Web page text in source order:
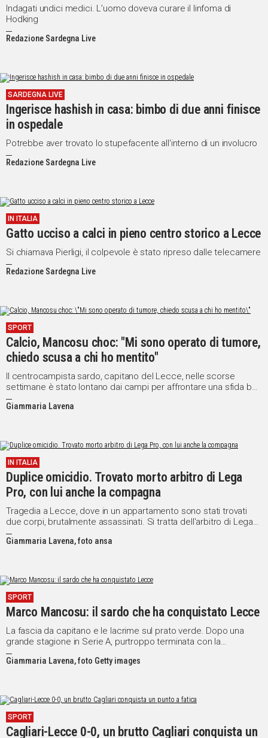
Indagati undici medici. L’uomo doveva curare il linfoma di
Hodking
Redazione Sardegna Live
SARDEGNA LIVE
Ingerisce hashish in casa: bimbo di due anni finisce
in ospedale
Potrebbe aver trovato lo stupefacente all'interno di un involucro
Redazione Sardegna Live
IN ITALIA
Gatto ucciso a calci in pieno centro storico a Lecce
Si chiamava Pierligi, il colpevole è stato ripreso dalle telecamere
Redazione Sardegna Live
SPORT
Calcio, Mancosu choc: "Mi sono operato di tumore,
chiedo scusa a chi ho mentito"
Il centrocampista sardo, capitano del Lecce, nelle scorse
settimane è stato lontano dai campi per affrontare una sfida ben
più impegnativa. Si parlava di appendicite, ma il giocatore ha
svelato in un post sui social il vero motivo della sua assenza: "Mi
conoscere"
Giammaria Lavena
IN ITALIA
Duplice omicidio. Trovato morto arbitro di Lega
Pro, con lui anche la compagna
Tragedia a Lecce, dove in un appartamento sono stati trovati
due corpi, brutalmente assassinati. Si tratta dell'arbitro di Lega
Pro Daniele De Santis e la compagna Eleonora Manta
Giammaria Lavena, foto ansa
SPORT
Marco Mancosu: il sardo che ha conquistato Lecce
La fascia da capitano e le lacrime sul prato verde. Dopo una
grande stagione in Serie A, purtroppo terminata con la
retrocessione del suo club, il centrocampista di Cagliari ha
voluto ringraziare la sua gente con una bella lettera. "Mai schiavo
Giammaria Lavena, foto Getty images
SPORT
Cagliari-Lecce 0-0, un brutto Cagliari conquista un